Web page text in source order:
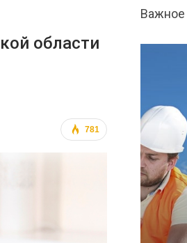
области
781
Важное